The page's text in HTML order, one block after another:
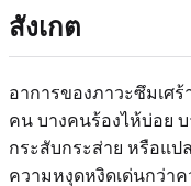
สังเกต
อาการของภาวะซึมเศ
คน บางคนร้องไห้บ่อย บ
กระสับกระส่าย หรือแป
ความหงุดหงิดเด่นกว่า